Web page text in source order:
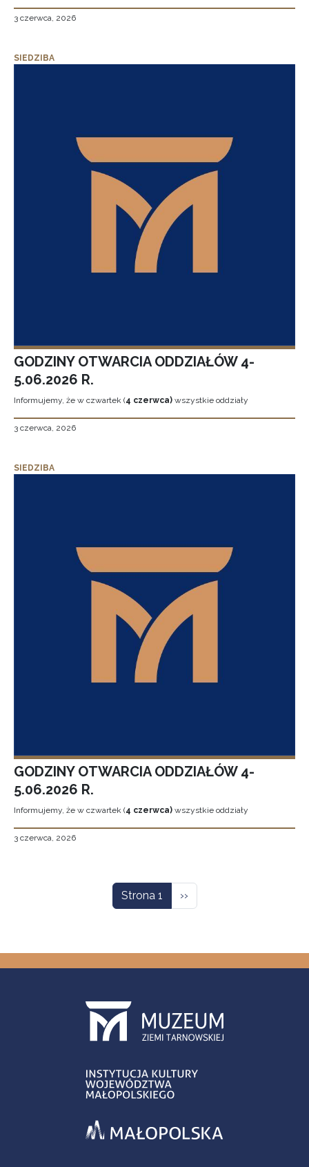
3 czerwca, 2026
SIEDZIBA
GODZINY OTWARCIA ODDZIAŁÓW 4-
5.06.2026 R.
Informujemy, że w czwartek (4 czerwca) wszystkie oddziały
3 czerwca, 2026
SIEDZIBA
GODZINY OTWARCIA ODDZIAŁÓW 4-
5.06.2026 R.
Informujemy, że w czwartek (4 czerwca) wszystkie oddziały
3 czerwca, 2026
Strona 1 Następna strona
››